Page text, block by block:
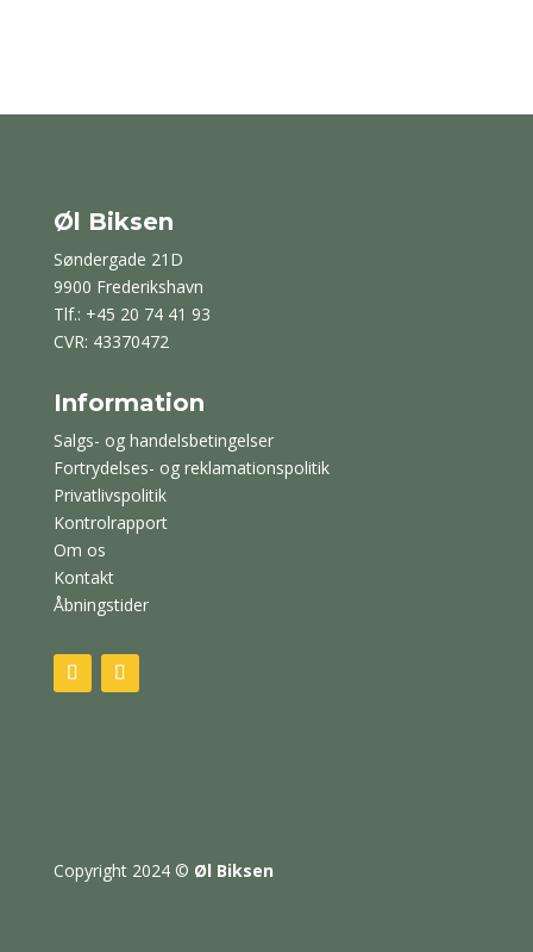
Øl Biksen
Søndergade 21D
9900 Frederikshavn
Tlf.: +45 20 74 41 93
CVR: 43370472
Information
Salgs- og handelsbetingelser
Fortrydelses- og reklamationspolitik
Privatlivspolitik
Kontrolrapport
Om os
Kontakt
Åbningstider
Copyright 2024 © Øl Biksen